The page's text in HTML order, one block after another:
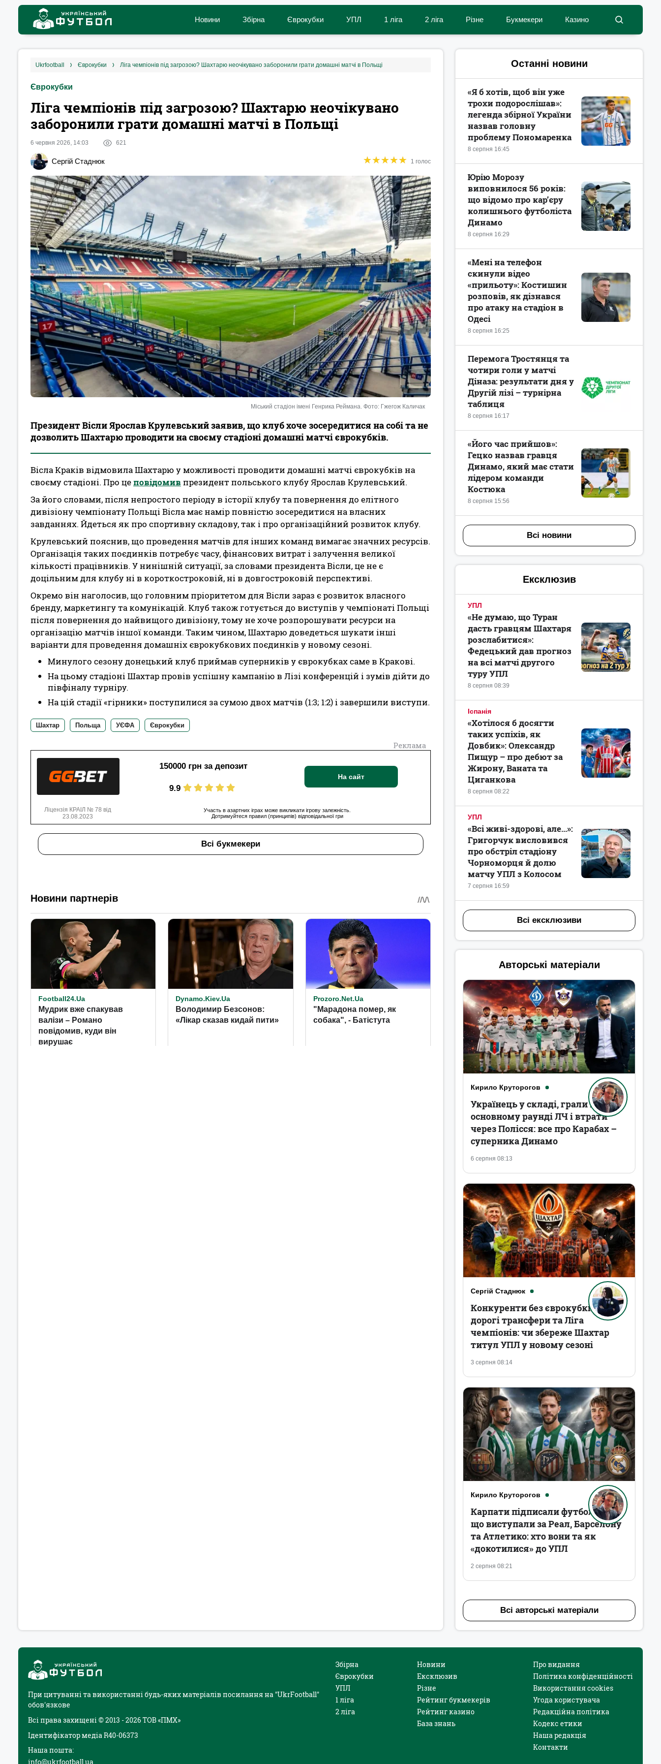
Новини Збірна Єврокубки УПЛ 1 ліга 2 ліга Різне Букмекери Казино
ukrfootball єврокубки Ліга чемпіонів під загрозою? Шахтарю неочікувано заборонили грати домашні матчі в Польщі
Єврокубки
Ліга чемпіонів під загрозою? Шахтарю неочікувано
заборонили грати домашні матчі в Польщі
6 червня 2026, 14:03 621
Сергій Стаднюк ★★★★★
★★★★★ 1 голос
Міський стадіон імені Генрика Реймана. Фото: Гжегож Каличак
Президент Вісли Ярослав Крулевський заявив, що клуб хоче зосередитися на собі та не
дозволить Шахтарю проводити на своєму стадіоні домашні матчі єврокубків.
Вісла Краків відмовила Шахтарю у можливості проводити домашні матчі єврокубків на
своєму стадіоні. Про цеповідомив президент польського клубу Ярослав Крулевський.
За його словами, після непростого періоду в історії клубу та повернення до елітного
дивізіону чемпіонату Польщі Вісла має намір повністю зосередитися на власних
завданнях. Йдеться як про спортивну складову, так і про організаційний розвиток клубу.
Крулевський пояснив, що проведення матчів для інших команд вимагає значних ресурсів.
Організація таких поєдинків потребує часу, фінансових витрат і залучення великої
кількості працівників. У нинішній ситуації, за словами президента Вісли, це не є
доцільним для клубу ні в короткостроковій, ні в довгостроковій перспективі.
Окремо він наголосив, що головним пріоритетом для Вісли зараз є розвиток власного
бренду, маркетингу та комунікацій. Клуб також готується до виступів у чемпіонаті Польщі
після повернення до найвищого дивізіону, тому не хоче розпорошувати ресурси на
організацію матчів іншої команди. Таким чином, Шахтарю доведеться шукати інші
варіанти для проведення домашніх єврокубкових поєдинків у новому сезоні.
Минулого сезону донецький клуб приймав суперників у єврокубках саме в Кракові.
На цьому стадіоні Шахтар провів успішну кампанію в Лізі конференцій і зумів дійти до
півфіналу турніру.
На цій стадії «гірники» поступилися за сумою двох матчів (1:3; 1:2) і завершили виступи.
Шахтар Польща УЄФА Єврокубки
Реклама
150000 грн за депозит
9.9
На сайт
Ліцензія КРАІЛ № 78 від
23.08.2023
Участь в азартних іграх може викликати ігрову залежність.
Дотримуйтеся правил (принципів) відповідальної гри
Всі букмекери
Останні новини
8 серпня 16:45
«Я б хотів, щоб він уже
трохи подорослішав»:
легенда збірної України
назвав головну
проблему Пономаренка
8 серпня 16:29
Юрію Морозу
виповнилося 56 років:
що відомо про кар’єру
колишнього футболіста
Динамо
8 серпня 16:25
«Мені на телефон
скинули відео
«прильоту»: Костишин
розповів, як дізнався
про атаку на стадіон в
Одесі
8 серпня 16:17
Перемога Тростянця та
чотири голи у матчі
Діназа: результати дня у
Другій лізі – турнірна
таблиця
8 серпня 15:56
«Його час прийшов»:
Гецко назвав гравця
Динамо, який має стати
лідером команди
Костюка
Всі новини
Ексклюзив
УПЛ
8 серпня 08:39
«Не думаю, що Туран
дасть гравцям Шахтаря
розслабитися»:
Федецький дав прогноз
на всі матчі другого
туру УПЛ
Іспанія
8 серпня 08:22
«Хотілося б досягти
таких успіхів, як
Довбик»: Олександр
Пищур – про дебют за
Жирону, Ваната та
Циганкова
УПЛ
7 серпня 16:59
«Всі живі-здорові, але...»:
Григорчук висловився
про обстріл стадіону
Чорноморця й долю
матчу УПЛ з Колосом
Всі ексклюзиви
Авторські матеріали
Кирило Круторогов
6 серпня 08:13
Українець у складі, грали в
основному раунді ЛЧ і втрати
через Полісся: все про Карабах –
суперника Динамо
Сергій Стаднюк
3 серпня 08:14
Конкуренти без єврокубків,
дорогі трансфери та Ліга
чемпіонів: чи збереже Шахтар
титул УПЛ у новому сезоні
Кирило Круторогов
2 серпня 08:21
Карпати підписали футболістів,
що виступали за Реал, Барселону
та Атлетико: хто вони та як
«докотилися» до УПЛ
Всі авторські матеріали
При цитуванні та використанні будь-яких матеріалів посилання на "UkrFootball"
обов'язкове
Всі права захищені © 2013 - 2026 ТОВ «ПМХ»
Ідентифікатор медіа R40-06373
Наша пошта:
info@ukrfootball.ua
Збірна
Єврокубки
УПЛ
1 ліга
2 ліга
Новини
Ексклюзив
Різне
Рейтинг букмекерів
Рейтинг казино
База знань
Про видання
Політика конфіденційності
Використання cookies
Угода користувача
Редакційна політика
Кодекс етики
Наша редакція
Контакти